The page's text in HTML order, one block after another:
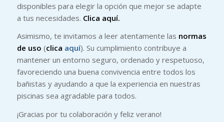
disponibles para elegir la opción que mejor se adapte
a tus necesidades. Clica aquí.
Asimismo, te invitamos a leer atentamente las normas
de uso (clica aquí). Su cumplimiento contribuye a
mantener un entorno seguro, ordenado y respetuoso,
favoreciendo una buena convivencia entre todos los
bañistas y ayudando a que la experiencia en nuestras
piscinas sea agradable para todos.
¡Gracias por tu colaboración y feliz verano!